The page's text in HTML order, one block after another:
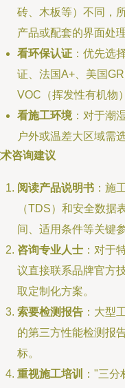
砖、木板等）不同，
产品或配套的界面处
看环保认证 ：优先选
证、法国A+、美国
VOC（挥发性有机物
看施工环境：对于潮
户外或温差大区域需
咨询建议
阅读产品说明书 ：施
（TDS）和安全数据
间、适用条件等关键参
咨询专业人士 ：对于
议直接联系品牌官方
取定制化方案。
索要检测报告 ：大型
的第三方性能检测报
标。
重视施工培训
："三